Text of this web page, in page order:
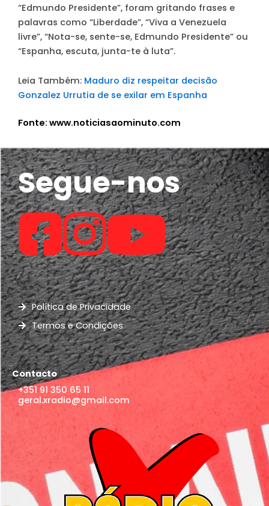
“Edmundo Presidente”, foram gritando frases e
palavras como “Liberdade”, “Viva a Venezuela
livre”, “Nota-se, sente-se, Edmundo Presidente” ou
“Espanha, escuta, junta-te à luta”.
Leia Também: Maduro diz respeitar decisão
Gonzalez Urrutia de se exilar em Espanha
Fonte: www.noticiasaominuto.com
Segue-nos
Política de Privacidade
Termos e Condições
Contacto
+351 91 350 65 11
geral.xradio@gmail.com